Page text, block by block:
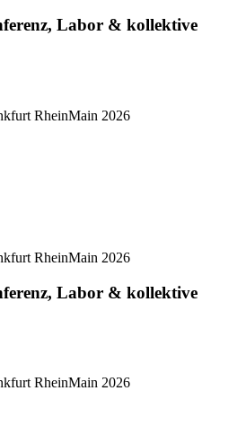
Labor & kollektive
RheinMain 2026
RheinMain 2026
Labor & kollektive
RheinMain 2026